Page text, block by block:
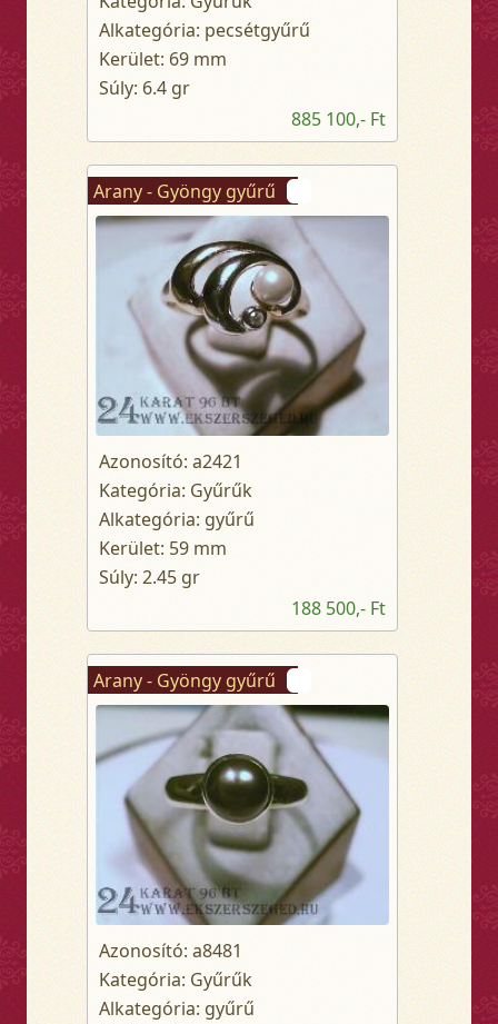
Alkategória: pecsétgyűrű
Kerület: 69 mm
Súly: 6.4 gr
885 100,- Ft
Arany - Gyöngy gyűrű
Azonosító: a2421
Kategória: Gyűrűk
Alkategória: gyűrű
Kerület: 59 mm
Súly: 2.45 gr
188 500,- Ft
Arany - Gyöngy gyűrű
Azonosító: a8481
Kategória: Gyűrűk
Alkategória: gyűrű